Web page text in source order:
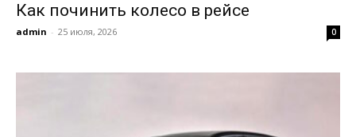
Как починить колесо в рейсе
admin - 25 июля, 2026 0